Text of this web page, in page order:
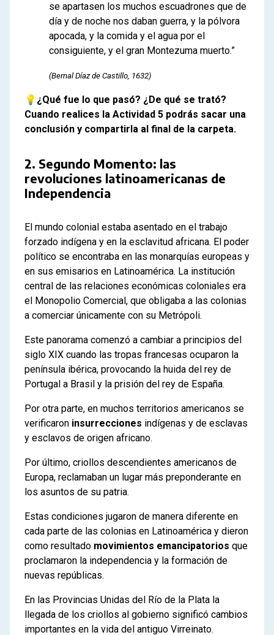
se apartasen los muchos escuadrones que de
día y de noche nos daban guerra, y la pólvora
apocada, y la comida y el agua por el
consiguiente, y el gran Montezuma muerto.”
(Bernal Díaz de Castillo, 1632)
💡 ¿Qué fue lo que pasó? ¿De qué se trató?
Cuando realices la Actividad 5 podrás sacar una
conclusión y compartirla al final de la carpeta.
2. Segundo Momento: las
revoluciones latinoamericanas de
Independencia
El mundo colonial estaba asentado en el trabajo
forzado indígena y en la esclavitud africana. El poder
político se encontraba en las monarquías europeas y
en sus emisarios en Latinoamérica. La institución
central de las relaciones económicas coloniales era
el Monopolio Comercial, que obligaba a las colonias
a comerciar únicamente con su Metrópoli.
Este panorama comenzó a cambiar a principios del
siglo XIX cuando las tropas francesas ocuparon la
península ibérica, provocando la huida del rey de
Portugal a Brasil y la prisión del rey de España.
Por otra parte, en muchos territorios americanos se
verificaron insurrecciones indígenas y de esclavas
y esclavos de origen africano.
Por último, criollos descendientes americanos de
Europa, reclamaban un lugar más preponderante en
los asuntos de su patria.
Estas condiciones jugaron de manera diferente en
cada parte de las colonias en Latinoamérica y dieron
como resultado movimientos emancipatorios que
proclamaron la independencia y la formación de
nuevas repúblicas.
En las Provincias Unidas del Río de la Plata la
llegada de los criollos al gobierno significó cambios
importantes en la vida del antiguo Virreinato.